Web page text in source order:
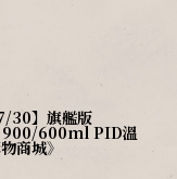
30】旗艦版
900/600ml PID溫
商城》